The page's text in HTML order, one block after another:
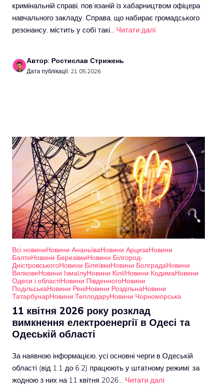
кримінальній справі, пов’язаній із хабарництвом офіцера
навчального закладу. Справа, що набирає громадського
резонансу, містить у собі такі… Читати далі
Автор: Ростислав Стрижень
Дата публікації: 21.05.2026
Всі новиниНовини АнаньїваНовини АрцизаНовини
БалтиНовини БерезівкиНовини Білгород-
ДністровськогоНовини БіляївкиНовини БолградаНовини
ВилковеНовини ІзмаїлуНовини КіліїНовини КодимаНовини
Одеси і областіНовини ПівденногоНовини
ПодільськаНовини РеніНовини РоздільнаНовини
ТатарбунарНовини ТеплодаруНовини Чорноморська
11 квітня 2026 року розклад
вимкнення електроенергії в Одесі та
Одеській області
За наявною інформацією, усі основні черги в Одеській
області (від 1.1 до 6.2) працюють у штатному режимі: за
жодною з них на 11 квітня 2026… Читати далі